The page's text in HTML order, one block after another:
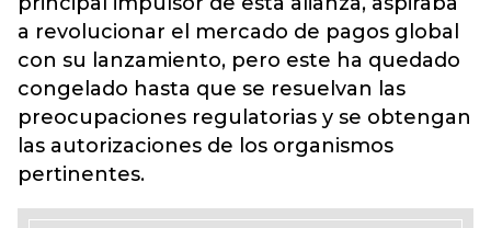
a revolucionar el mercado de pagos global
con su lanzamiento, pero este ha quedado
congelado hasta que se resuelvan las
preocupaciones regulatorias y se obtengan
las autorizaciones de los organismos
pertinentes.